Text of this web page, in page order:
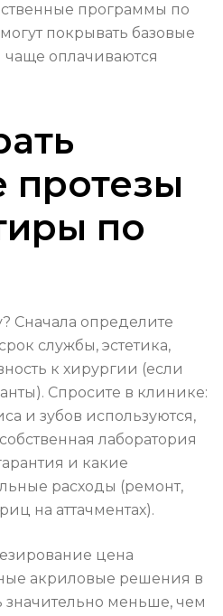
программы по
покрывать базовые
оплачиваются
протезы
по
Сначала определите
службы, эстетика,
к хирургии (если
Спросите в клинике:
и зубов используются,
лаборатория
и какие
расходы (ремонт,
на аттачментах).
цена
акриловые решения в
значительно меньше, чем